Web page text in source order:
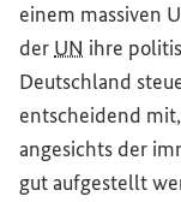
einem massiven
der UN ihre
Deutschland
entscheidend
angesichts der
gut aufgestellt